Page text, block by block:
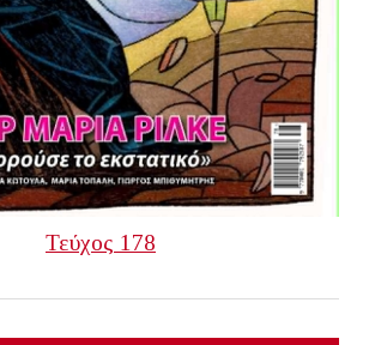
Τεύχος 178